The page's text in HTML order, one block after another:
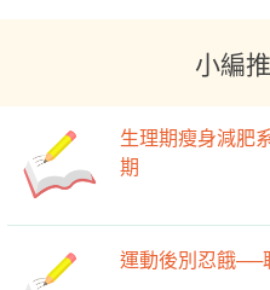
小編
生理期瘦身減肥
期
運動後別忍餓──